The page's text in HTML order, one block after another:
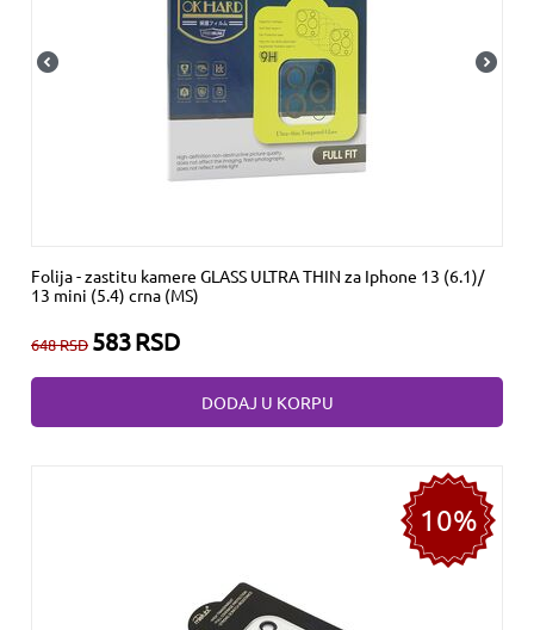
Folija - zastitu kamere GLASS ULTRA THIN za Iphone 13 (6.1)/
13 mini (5.4) crna (MS)
648RSD 583RSD
DODAJ U KORPU
10%